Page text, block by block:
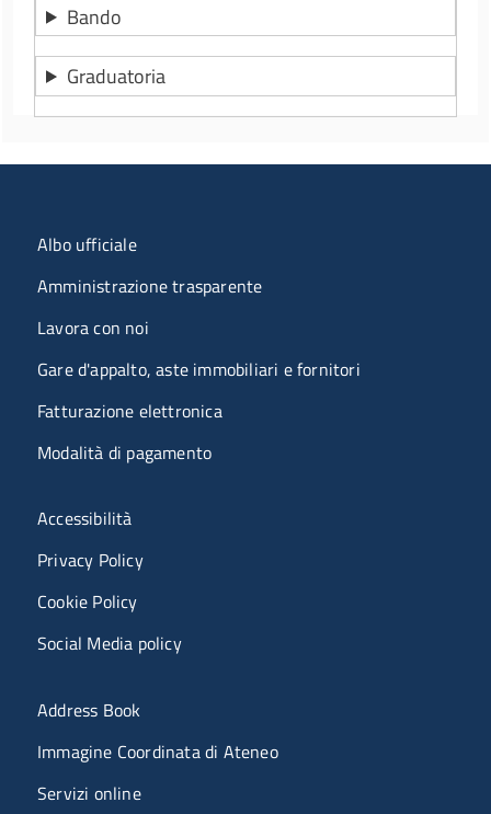
Bando
Graduatoria
Menu organizzazione
Albo ufficiale
Amministrazione trasparente
Lavora con noi
Gare d'appalto, aste immobiliari e fornitori
Fatturazione elettronica
Modalità di pagamento
Menù riferimenti
Accessibilità
Privacy Policy
Cookie Policy
Social Media policy
Menu portale
Address Book
Immagine Coordinata di Ateneo
Servizi online